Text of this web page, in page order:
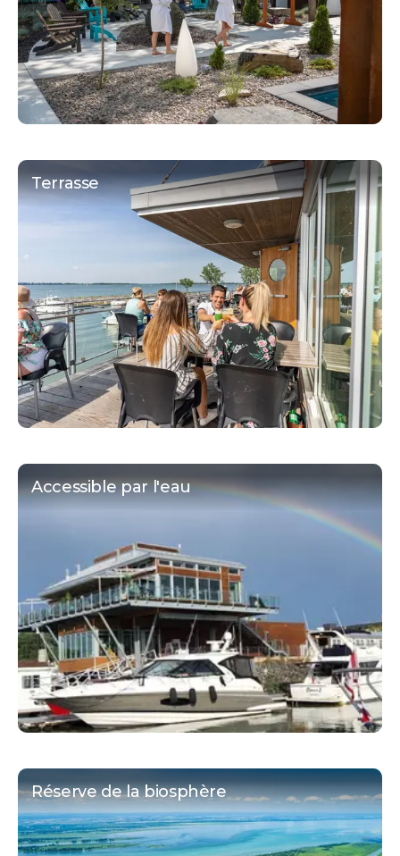
Terrasse
Accessible par l'eau
Réserve de la biosphère